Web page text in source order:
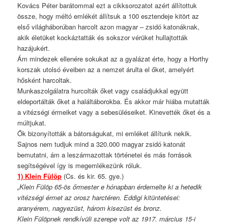
Kovács Péter barátommal ezt a cikksorozatot azért állítottuk
össze, hogy méltó emlékét állítsuk a 100 esztendeje kitört az
első világháborúban harcolt azon magyar – zsidó katonáknak,
akik életüket kockáztatták és sokszor vérüket hullajtották
hazájukért.
Ám mindezek ellenére sokukat az a gyalázat érte, hogy a Horthy
korszak utolsó éveiben az a nemzet árulta el őket, amelyért
hősként harcoltak.
Munkaszolgálatra hurcolták őket vagy családjukkal együtt
eldeportálták őket a haláltáborokba. És akkor már hiába mutatták
a vitézségi érmeiket vagy a sebesüléseiket. Kinevették őket és a
múltjukat.
Ők bizonyították a bátorságukat, mi emléket állítunk nekik.
Sajnos nem tudjuk mind a 320.000 magyar zsidó katonát
bemutatni, ám a leszármazottak történetei és más források
segítségével így is megemlékezünk róluk.
1) Klein Fülöp (Cs. és kir. 65. gye.)
„Klein Fülöp 65-ös őrmester e hónapban érdemelte ki a hetedik
vitézségi érmet az orosz harctéren. Eddigi kitüntetései:
aranyérem, nagyezüst, három kisezüst és bronz.
Klein Fülöpnek rendkívüli szerepe volt az 1917. március 15-i